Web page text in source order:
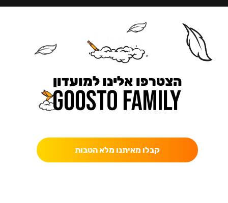
הצטרפו אלינו למועדון
קבלו מאיתנו מלא הטבות